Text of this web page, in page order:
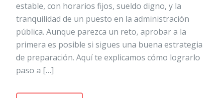
estable, con horarios fijos, sueldo digno, y la
tranquilidad de un puesto en la administración
pública. Aunque parezca un reto, aprobar a la
primera es posible si sigues una buena estrategia
de preparación. Aquí te explicamos cómo lograrlo
paso a […]